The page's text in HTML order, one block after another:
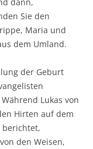
Sie den
Maria und
dem Umland.
der Geburt
Lukas von
Hirten auf dem
berichtet,
den Weisen,